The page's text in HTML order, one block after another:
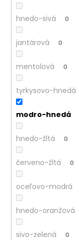
hnedo-sivá 0
jantárová 0
mentolová 0
tyrkysovo-hnedá
modro-hnedá
hnedo-žltá 0
červeno-žltá 0
oceľovo-modrá
hnedo-oranžová
sivo-zelená 0